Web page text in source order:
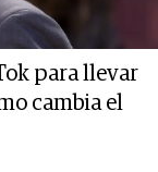
para llevar
cambia el